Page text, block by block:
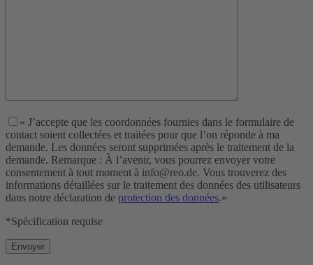
« J’accepte que les coordonnées fournies dans le formulaire de
contact soient collectées et traitées pour que l’on réponde à ma
demande. Les données seront supprimées après le traitement de la
demande. Remarque : À l’avenir, vous pourrez envoyer votre
consentement à tout moment à info@reo.de. Vous trouverez des
informations détaillées sur le traitement des données des utilisateurs
dans notre déclaration de protection des données.»
*Spécification requise